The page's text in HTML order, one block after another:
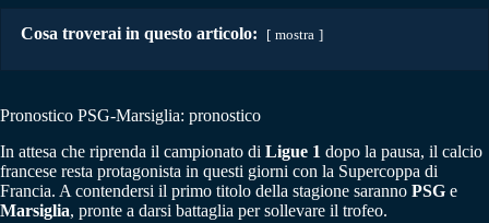
Cosa troverai in questo articolo: mostra
Pronostico PSG-Marsiglia: pronostico
In attesa che riprenda il campionato di Ligue 1 dopo la pausa, il calcio
francese resta protagonista in questi giorni con la Supercoppa di
Francia. A contendersi il primo titolo della stagione saranno PSG e
Marsiglia, pronte a darsi battaglia per sollevare il trofeo.